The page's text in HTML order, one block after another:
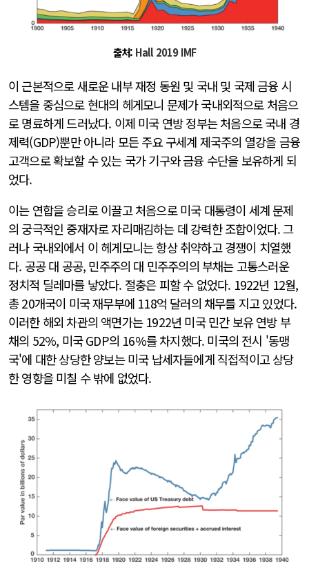
출처: Hall 2019 IMF
이 근본적으로 새로운 내부 재정 동원 및 국내 및 국제 금융 시
스템을 중심으로 현대의 헤게모니 문제가 국내외적으로 처음으
로 명료하게 드러났다. 이제 미국 연방 정부는 처음으로 국내 경
제력(GDP)뿐만 아니라 모든 주요 구세계 제국주의 열강을 금융
고객으로 확보할 수 있는 국가 기구와 금융 수단을 보유하게 되
었다.
이는 연합을 승리로 이끌고 처음으로 미국 대통령이 세계 문제
의 궁극적인 중재자로 자리매김하는 데 강력한 조합이었다. 그
러나 국내외에서 이 헤게모니는 항상 취약하고 경쟁이 치열했
다. 공공 대 공공, 민주주의 대 민주주의의 부채는 고통스러운
정치적 딜레마를 낳았다. 절충은 피할 수 없었다. 1922년 12월,
총 20개국이 미국 재무부에 118억 달러의 채무를 지고 있었다.
이러한 해외 차관의 액면가는 1922년 미국 민간 보유 연방 부
채의 52%, 미국 GDP의 16%를 차지했다. 미국의 전시 '동맹
국'에 대한 상당한 양보는 미국 납세자들에게 직접적이고 상당
한 영향을 미칠 수 밖에 없었다.